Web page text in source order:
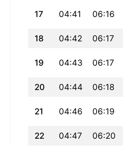
17 04:41 06:16
18 04:42 06:17
19 04:43 06:17
20 04:44 06:18
21 04:46 06:19
22 04:47 06:20